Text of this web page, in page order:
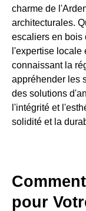
charme de
architecturales.
escaliers en bois
l'expertise locale
connaissant la
appréhender les
des solutions
l'intégrité et
solidité et la
pour